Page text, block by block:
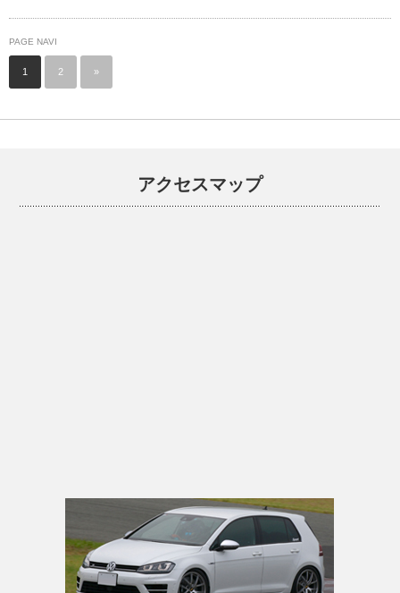
PAGE NAVI
1 2 »
アクセスマップ